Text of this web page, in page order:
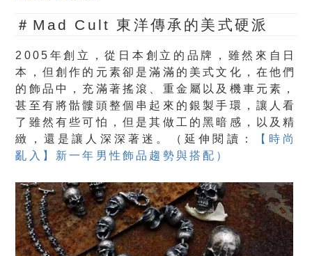
＃Mad Cult 東洋傳承的美式硬派
2005年創立，從日本創立的品牌，雖然來自日
本，但創作的元素卻是滿滿的美式文化，在他們
的飾品中，充滿著搖滾、重金屬以及機車元素，
甚至有將骷髏頭整個串起來的銀製手環，讓人看
了雖然有些可怕，但是其做工的黑暗感，以及精
緻，還是讓人深深著迷。（延伸閱讀：
【時尚
亂入】新一年男性飾品趨勢與搭配）